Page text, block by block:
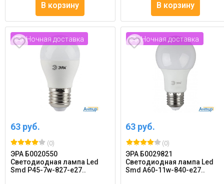
В корзину В корзину
Ночная доставка
63 руб.
(0)
ЭРА Б0020550
Светодиодная лампа Led
Smd P45-7w-827-e27..
Ночная доставка
63 руб.
(0)
ЭРА Б0029821
Светодиодная лампа Led
Smd A60-11w-840-e27..